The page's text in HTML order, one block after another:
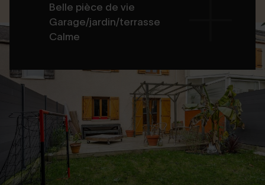
Belle pièce de vie
Garage/jardin/terrasse
Calme